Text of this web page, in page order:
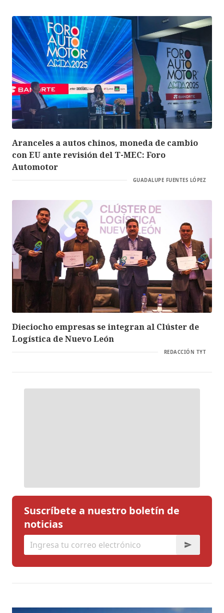
Aranceles a autos chinos, moneda de cambio
con EU ante revisión del T-MEC: Foro
Automotor
GUADALUPE FUENTES LÓPEZ
Dieciocho empresas se integran al Clúster de
Logística de Nuevo León
REDACCIÓN TYT
Suscríbete a nuestro boletín de
noticias